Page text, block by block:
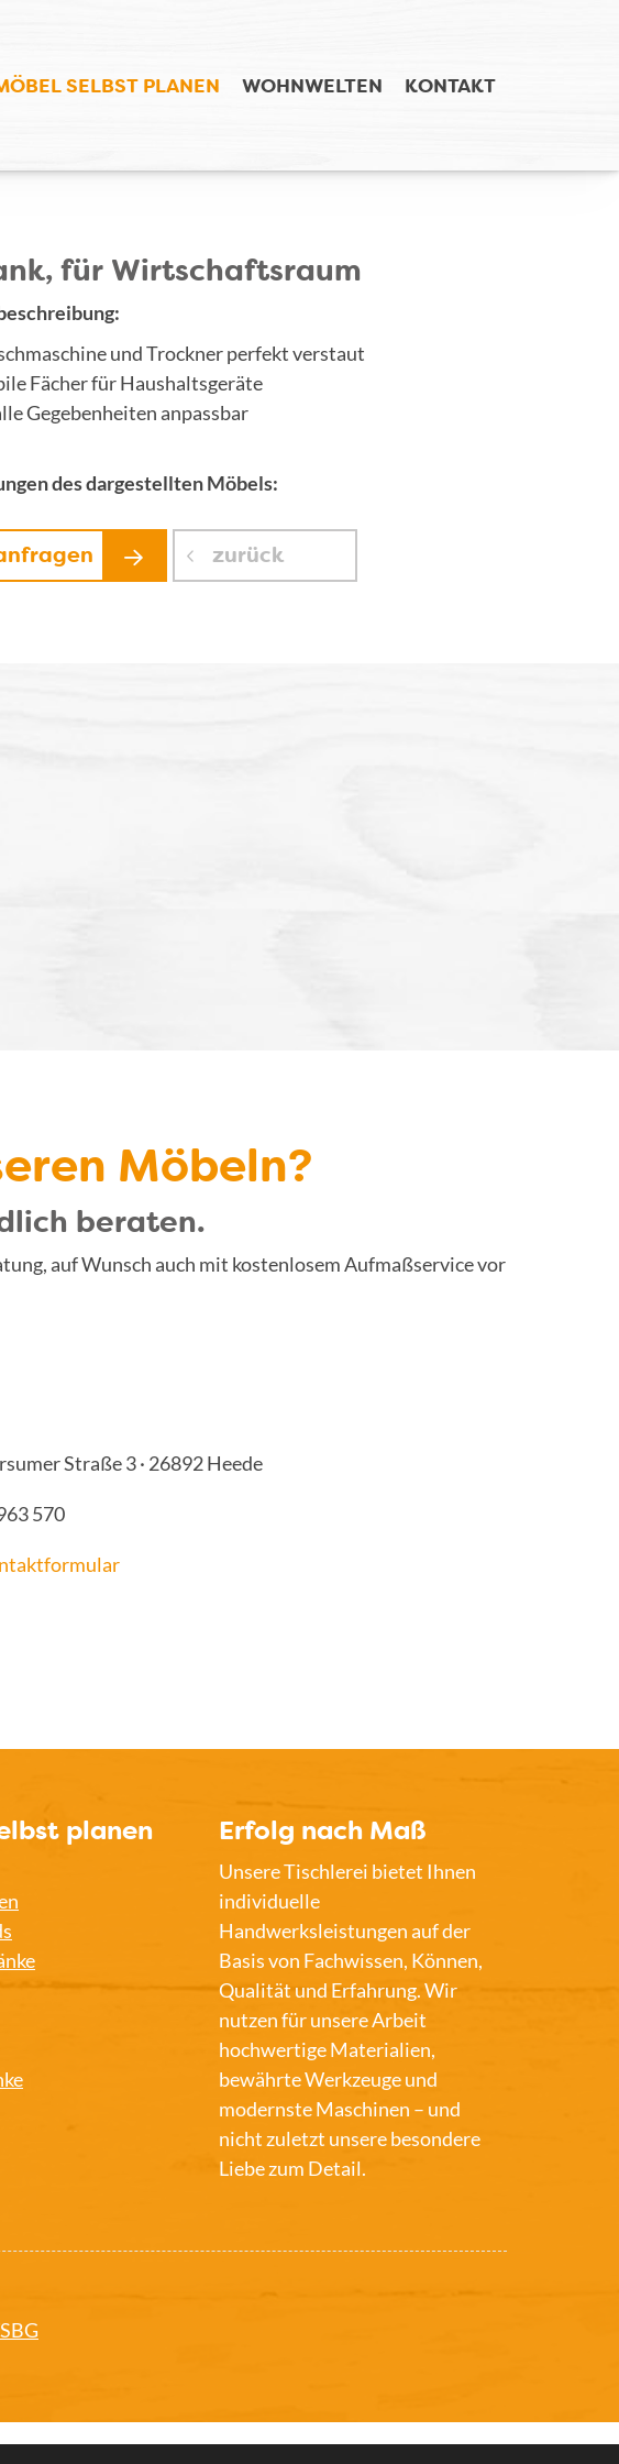
SELBST PLANEN WOHNWELTEN KONTAKT
für Wirtschaftsraum
und Trockner perfekt verstaut
Fächer für Haushaltsgeräte
Gegebenheiten anpassbar
des dargestellten Möbels:
zurück
Möbeln?
beraten.
auf Wunsch auch mit kostenlosem Aufmaßservice vor
Straße 3 · 26892 Heede
570
planen Erfolg nach Maß
Unsere Tischlerei bietet Ihnen
individuelle
Handwerksleistungen auf der
Basis von Fachwissen, Können,
Qualität und Erfahrung. Wir
nutzen für unsere Arbeit
hochwertige Materialien,
bewährte Werkzeuge und
modernste Maschinen – und
nicht zuletzt unsere besondere
Liebe zum Detail.